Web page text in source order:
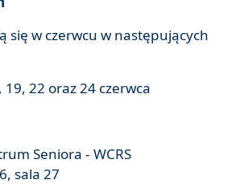
się w czerwcu w następujących
22 oraz 24 czerwca
Seniora - WCRS
sala 27